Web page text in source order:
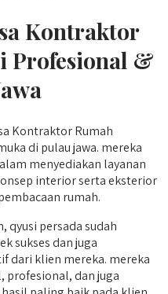
Kontraktor
Profesional &
Kontraktor Rumah
di pulau jawa. mereka
menyediakan layanan
interior serta eksterior
rumah.
qyusi persada sudah
sukses dan juga
dari klien mereka. mereka
profesional, dan juga